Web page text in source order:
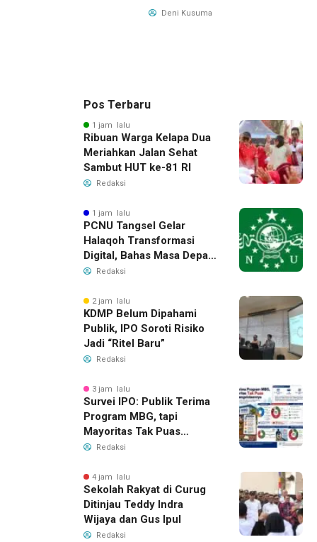
Deni Kusuma
Pos Terbaru
1 jam lalu
Ribuan Warga Kelapa Dua
Meriahkan Jalan Sehat
Sambut HUT ke-81 RI
Redaksi
1 jam lalu
PCNU Tangsel Gelar
Halaqoh Transformasi
Digital, Bahas Masa Depan
NU di Era Disrupsi
Redaksi
2 jam lalu
KDMP Belum Dipahami
Publik, IPO Soroti Risiko
Jadi “Ritel Baru”
Redaksi
3 jam lalu
Survei IPO: Publik Terima
Program MBG, tapi
Mayoritas Tak Puas
dengan Pengelolaannya
Redaksi
4 jam lalu
Sekolah Rakyat di Curug
Ditinjau Teddy Indra
Wijaya dan Gus Ipul
Redaksi